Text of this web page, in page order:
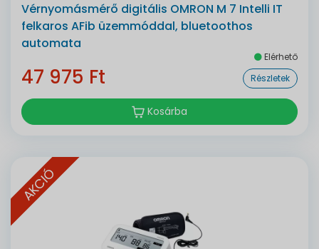
Vérnyomásmérő digitális OMRON M 7 Intelli IT
felkaros AFib üzemmóddal, bluetoothos
automata
Elérhető
47 975 Ft Részletek
Kosárba
AKCIÓ